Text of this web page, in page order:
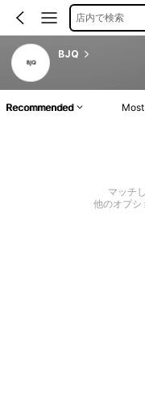
店内で検索
BJQ
Recommended
マッチ
他のオプシ